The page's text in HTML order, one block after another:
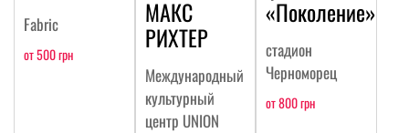
Fabric
от 500 грн
МАКС
РИХТЕР
Международный
культурный
центр UNION
«Поколение»
стадион
Черноморец
от 800 грн